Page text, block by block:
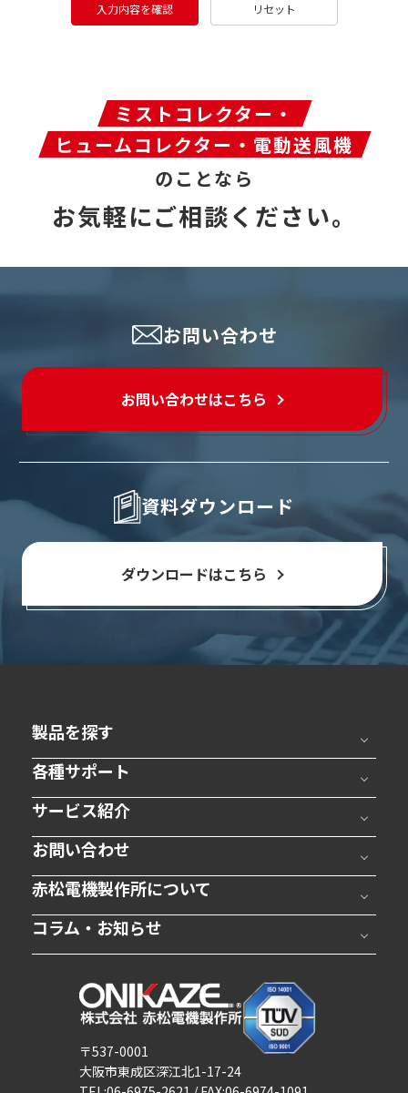
入力内容を確認 リセット
ミストコレクター・
ヒュームコレクター・電動送風機
のことなら
お気軽にご相談ください。
資料ダウンロード
ダウンロードはこちら
お問い合わせ
お問い合わせはこちら
製品を探す
各種サポート
サービス紹介
お問い合わせ
赤松電機製作所について
コラム・お知らせ
〒537-0001
大阪市東成区深江北1-17-24